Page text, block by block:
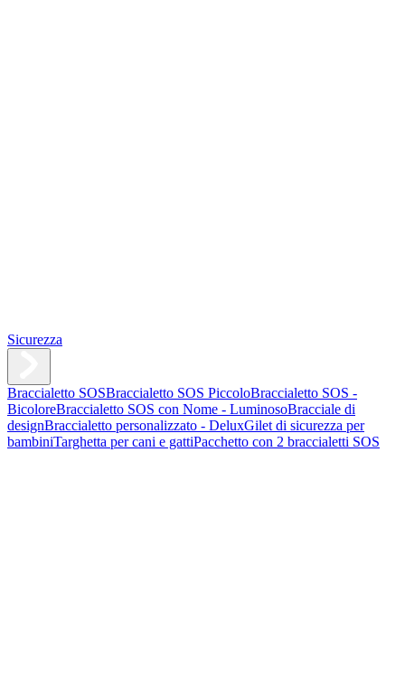
Sicurezza
Braccialetto SOSBraccialetto SOS PiccoloBraccialetto SOS -
BicoloreBraccialetto SOS con Nome - LuminosoBracciale di
designBraccialetto personalizzato - DeluxGilet di sicurezza per
bambiniTarghetta per cani e gattiPacchetto con 2 braccialetti SOS